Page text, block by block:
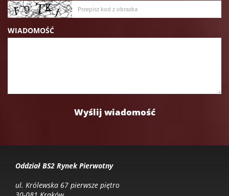
WIADOMOŚĆ
Oddział BS2 Rynek Pierwotny
ul. Królewska 67 pierwsze piętro